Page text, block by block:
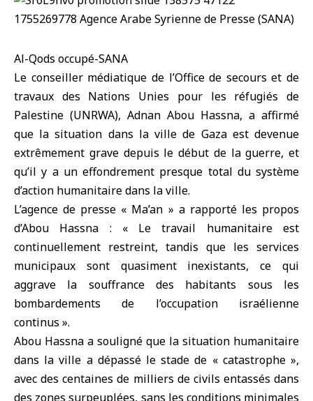
Al-Qods occupé-SANA
Le conseiller médiatique de l’Office de secours et de
travaux des Nations Unies pour les réfugiés de
Palestine (UNRWA), Adnan Abou Hassna, a affirmé
que la situation dans la ville de Gaza est devenue
extrêmement grave depuis le début de la guerre, et
qu’il y a un effondrement presque total du système
d’action humanitaire dans la ville.
L’agence de presse « Ma’an » a rapporté les propos
d’Abou Hassna : « Le travail humanitaire est
continuellement restreint, tandis que les services
municipaux sont quasiment inexistants, ce qui
aggrave la souffrance des habitants sous les
bombardements de l’occupation israélienne
continus ».
Abou Hassna a souligné que la situation humanitaire
dans la ville a dépassé le stade de « catastrophe »,
avec des centaines de milliers de civils entassés dans
des zones surpeuplées, sans les conditions minimales